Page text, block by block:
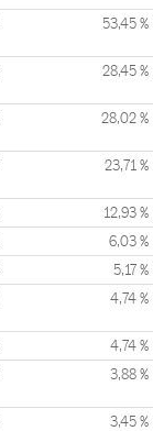
53,45 %
28,45 %
28,02 %
23,71 %
12,93 %
6,03 %
5,17 %
4,74 %
4,74 %
3,88 %
3,45 %